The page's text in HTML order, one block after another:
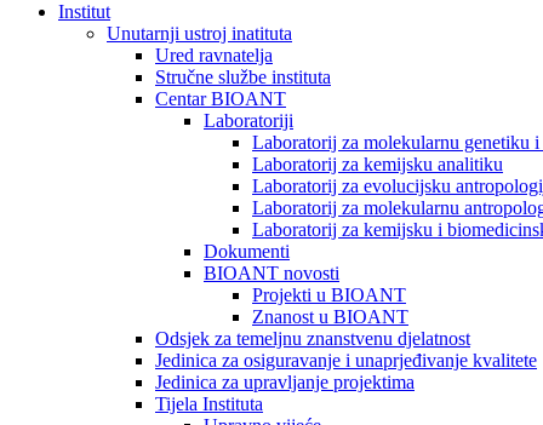
Institut
Unutarnji ustroj inatituta
Ured ravnatelja
Stručne službe instituta
Centar BIOANT
Laboratoriji
Laboratorij za molekularnu genetiku
Laboratorij za kemijsku analitiku
Laboratorij za evolucijsku
Laboratorij za molekularnu
Laboratorij za kemijsku i
Dokumenti
BIOANT novosti
Projekti u BIOANT
Znanost u BIOANT
Odsjek za temeljnu znanstvenu djelatnost
Jedinica za osiguravanje i unaprjeđivanje kvalitete
Jedinica za upravljanje projektima
Tijela Instituta